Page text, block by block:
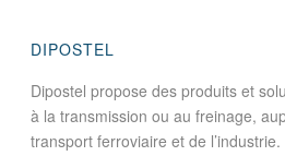
DIPOSTEL
Dipostel propose des produits et
à la transmission ou au freinage,
transport ferroviaire et de l’industrie.